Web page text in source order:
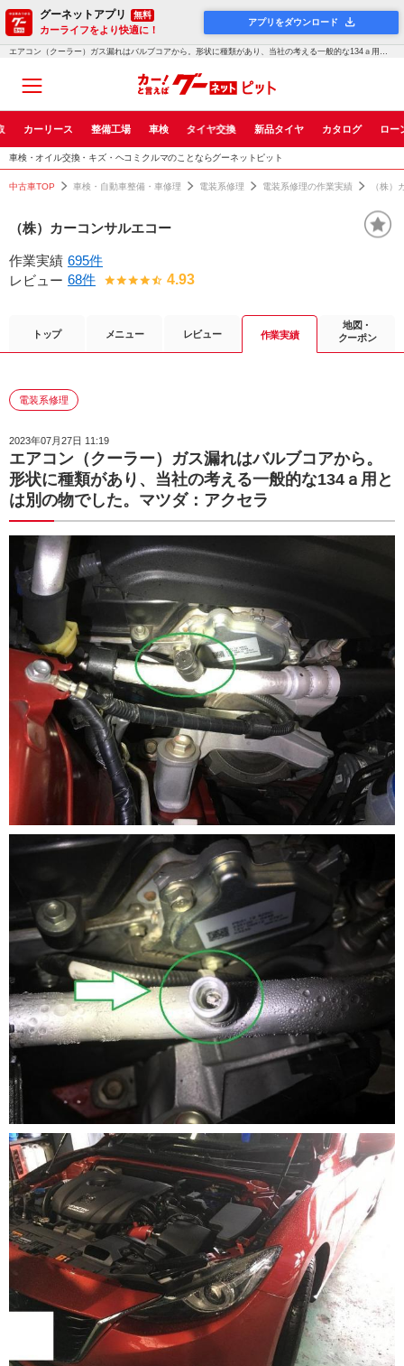
グーネットアプリ 無料
カーライフをより快適に！
アプリをダウンロード
エアコン（クーラー）ガス漏れはバルブコアから。形状に種類があり、当社の考える一般的な134ａ用とは別の物でした。マツダ：アクセラ｜車検・点検・修理のグーネットピット
カーリース 整備工場 車検 タイヤ交換 新品タイヤ カタログ ロー
車検・オイル交換・キズ・ヘコミクルマのことならグーネットピット
中古車TOP 車検・自動車整備・車修理 電装系修理 電装系修理の作業実績 （株）
（株）カーコンサルエコー
作業実績 695件
レビュー 68件 4.93
トップ メニュー レビュー 作業実績
地図・
クーポン
電装系修理
2023年07月27日 11:19
エアコン（クーラー）ガス漏れはバルブコアから。
形状に種類があり、当社の考える一般的な134ａ用と
は別の物でした。マツダ：アクセラ